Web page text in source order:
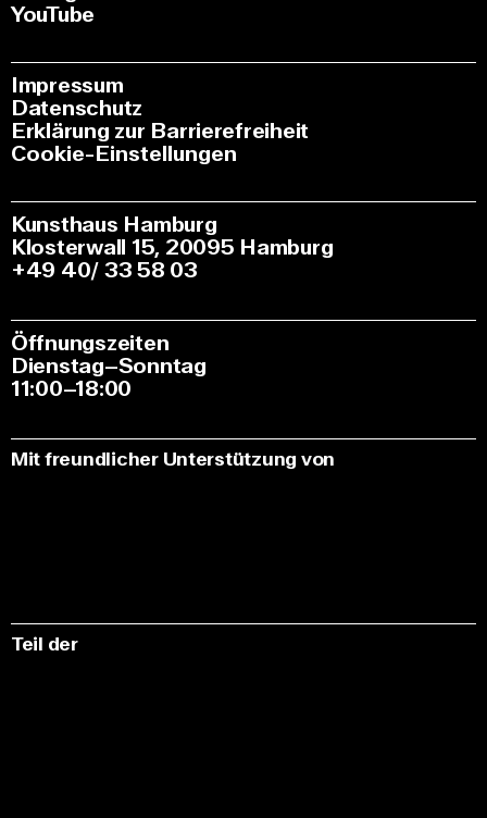
YouTube
Impressum
Datenschutz
Erklärung zur Barrierefreiheit
Cookie-Einstellungen
Kunsthaus Hamburg
Klosterwall 15, 20095 Hamburg
+49 40/ 33 58 03
Öffnungszeiten
Dienstag–Sonntag
11:00–18:00
Mit freundlicher Unterstützung von
Teil der